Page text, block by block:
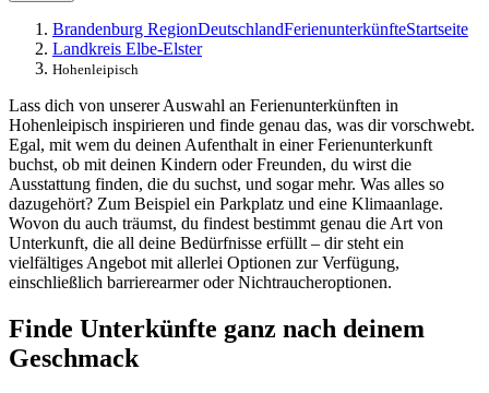
Brandenburg RegionDeutschlandFerienunterkünfteStartseite
Landkreis Elbe-Elster
Hohenleipisch
Lass dich von unserer Auswahl an Ferienunterkünften in
Hohenleipisch inspirieren und finde genau das, was dir vorschwebt.
Egal, mit wem du deinen Aufenthalt in einer Ferienunterkunft
buchst, ob mit deinen Kindern oder Freunden, du wirst die
Ausstattung finden, die du suchst, und sogar mehr. Was alles so
dazugehört? Zum Beispiel ein Parkplatz und eine Klimaanlage.
Wovon du auch träumst, du findest bestimmt genau die Art von
Unterkunft, die all deine Bedürfnisse erfüllt – dir steht ein
vielfältiges Angebot mit allerlei Optionen zur Verfügung,
einschließlich barrierearmer oder Nichtraucheroptionen.
Finde Unterkünfte ganz nach deinem
Geschmack